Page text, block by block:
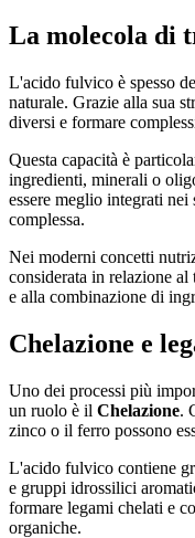
La molecola di
L'acido fulvico è spesso
naturale. Grazie alla sua
diversi e formare
Questa capacità è
ingredienti, minerali o
essere meglio integrati
complessa.
Nei moderni concetti
considerata in relazione
e alla combinazione di
Chelazione e
Uno dei processi più
un ruolo è il Chelazione.
zinco o il ferro possono
L'acido fulvico contiene
e gruppi idrossilici
formare legami chelati e
organiche.